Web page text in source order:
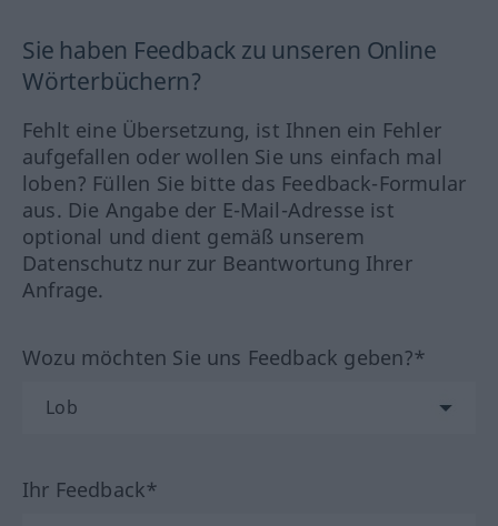
Sie haben Feedback zu unseren Online
Wörterbüchern?
Fehlt eine Übersetzung, ist Ihnen ein Fehler
aufgefallen oder wollen Sie uns einfach mal
loben? Füllen Sie bitte das Feedback-Formular
aus. Die Angabe der E-Mail-Adresse ist
optional und dient gemäß unserem
Datenschutz nur zur Beantwortung Ihrer
Anfrage.
Wozu möchten Sie uns Feedback geben?*
Ihr Feedback*